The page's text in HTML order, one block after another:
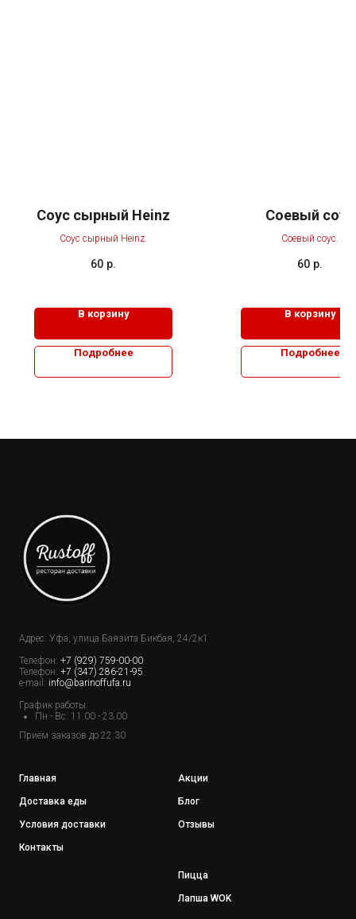
Соус сырный Heinz
Соус сырный Heinz.
60 р.
В корзину
Подробнее
Соевый соус
Соевый соус.
60 р.
В корзину
Подробнее
Адрес: Уфа, улица Баязита Бикбая, 24/2к1
Телефон: +7 (929) 759-00-00
Телефон: +7 (347) 286-21-95
e-mail: info@barinoffufa.ru
График работы:
Пн - Вс: 11.00 - 23.00
Приём заказов до 22:30
Главная
Доставка еды
Условия доставки
Контакты
Акции
Блог
Отзывы
Пицца
Лапша WOK